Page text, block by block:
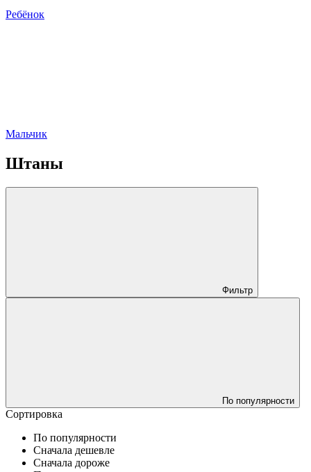
Ребёнок
Мальчик
Штаны
Фильтр
По популярности
Сортировка
По популярности
Сначала дешевле
Сначала дороже